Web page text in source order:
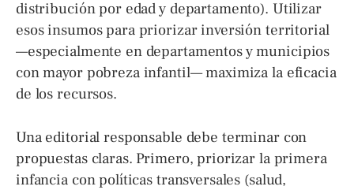
distribución por edad y departamento). Utilizar
esos insumos para priorizar inversión territorial
—especialmente en departamentos y municipios
con mayor pobreza infantil— maximiza la eficacia
de los recursos.
Una editorial responsable debe terminar con
propuestas claras. Primero, priorizar la primera
infancia con políticas transversales (salud,